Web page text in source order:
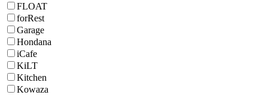
FLOAT
forRest
Garage
Hondana
iCafe
KiLT
Kitchen
Kowaza